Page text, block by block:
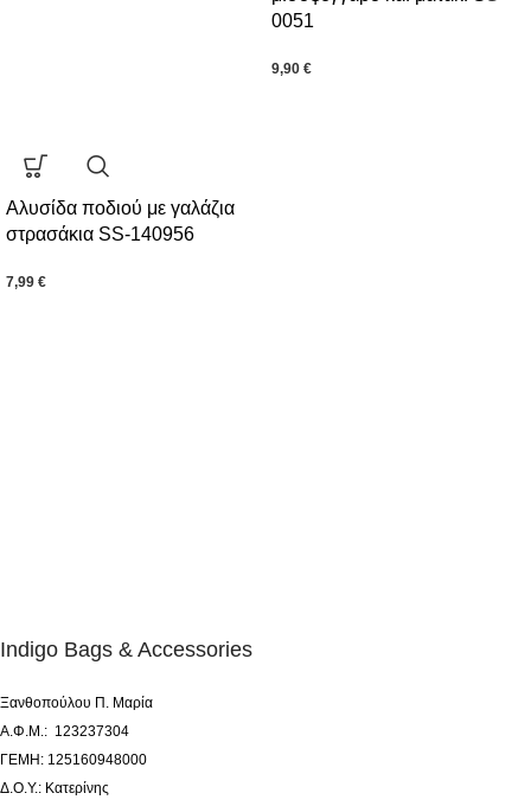
Αλυσίδα ποδιού με γαλάζια
στρασάκια SS-140956
7,99 €
0051
9,90 €
Indigo Bags & Accessories
Ξανθοπούλου Π. Μαρία
Α.Φ.Μ.: 123237304
ΓΕΜΗ: 125160948000
Δ.Ο.Υ.: Κατερίνης